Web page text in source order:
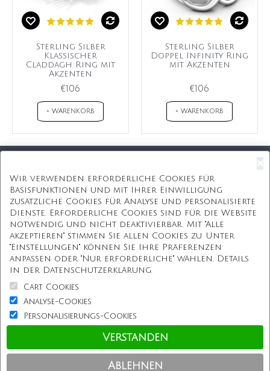
Sterling Silber
Klassischer
Claddagh Ring mit
Akzenten
€106
+ WARENKORB
Sterling Silber
Doppel Infinity Ring
mit Akzenten
€106
+ WARENKORB
Kostenlose Geschenkbox
Kostenlose Gravur
Unbegrenzte Redesign
ÜBER UNS
Information
Kundenservice
Einkaufen bei uns
Wir verwenden erforderliche Cookies für
Basisfunktionen und mit Ihrer Einwilligung
zusätzliche Cookies für Analyse und personalisierte
Dienste. Erforderliche Cookies sind für die Website
notwendig und nicht deaktivierbar. Mit "Alle
akzeptieren" stimmen Sie allen Cookies zu. Unter
"Einstellungen" können Sie Ihre Präferenzen
anpassen oder "Nur erforderliche" wählen. Details
in der Datenschutzerklärung.
Cart Cookies
Analyse-Cookies
Personalisierungs-Cookies
Verstanden
Ablehnen